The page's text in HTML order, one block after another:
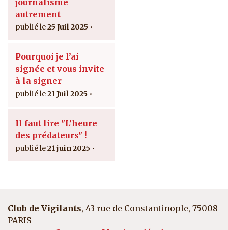
autrement
25 Juil 2025
Pourquoi je l’ai
signée et vous invite
à la signer
21 Juil 2025
Il faut lire "L’heure
des prédateurs" !
21 juin 2025
Club de Vigilants, 43 rue de Constantinople, 75008
PARIS